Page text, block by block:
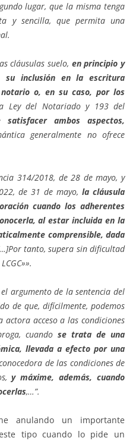
lugar, que la misma tenga
y sencilla, que permita una
cláusulas suelo, en principio y
su inclusión en la escritura
o, en su caso, por los
Ley del Notariado y 193 del
satisfacer ambos aspectos,
generalmente no ofrece
314/2018, de 28 de mayo, y
de 31 de mayo, la cláusula
cuando los adherentes
al estar incluida en la
comprensible, dada
tanto, supera sin dificultad
argumento de la sentencia del
de que, difícilmente, podemos
acceso a las condiciones
cuando se trata de una
llevada a efecto por una
de las condiciones de
y máxime, además, cuando
,…”.
anulando un importante
tipo cuando lo pide un